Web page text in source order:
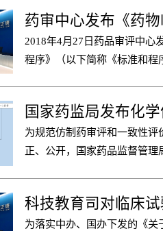
2018年4月27日药品审评中心
程序》（以下简称《标准和程
一解释和澄清，供申请人/
国家药监局发布化
为规范仿制药审评和一致性
正、公开，国家药品监督管理
科技教育司对临床
为落实中办、国办下发的《